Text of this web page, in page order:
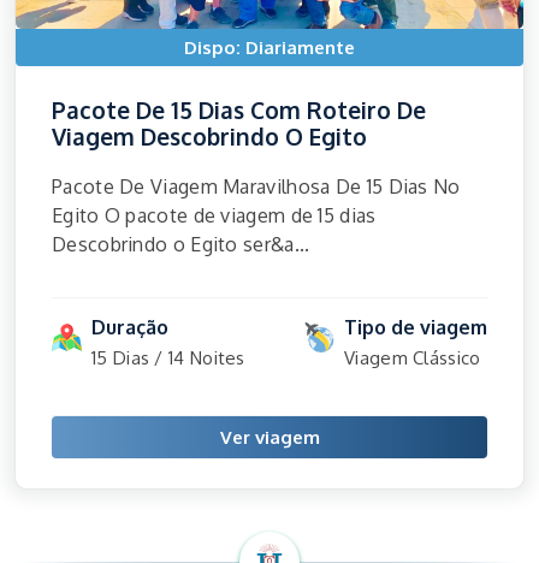
Dispo: Diariamente
Pacote De 15 Dias Com Roteiro De
Viagem Descobrindo O Egito
Pacote De Viagem Maravilhosa De 15 Dias No
Egito O pacote de viagem de 15 dias
Descobrindo o Egito ser&a...
Duração
15 Dias / 14 Noites
Tipo de viagem
Viagem Clássico
Ver viagem